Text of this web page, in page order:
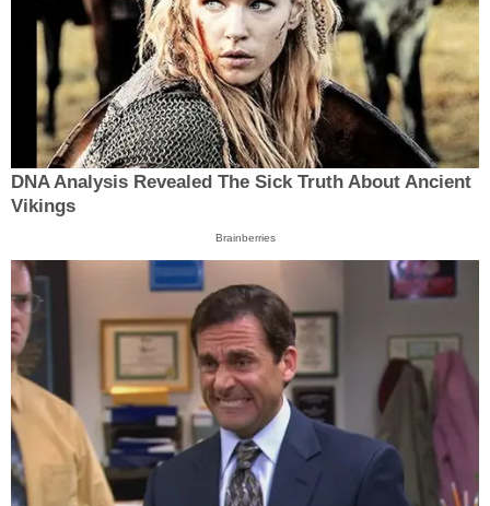
DNA Analysis Revealed The Sick Truth About Ancient
Vikings
Brainberries